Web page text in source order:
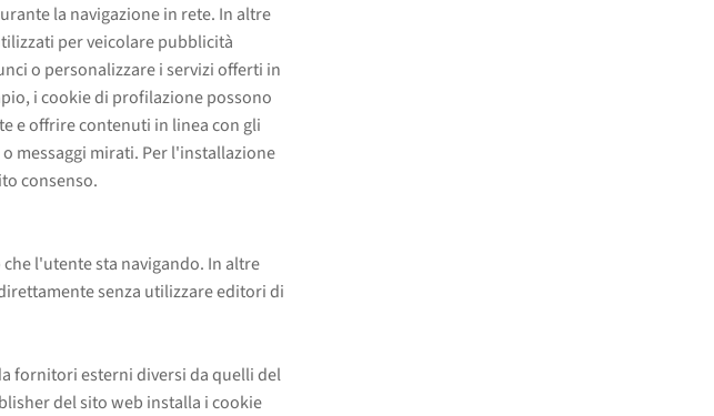
la navigazione in rete. In altre
per veicolare pubblicità
o personalizzare i servizi offerti in
i cookie di profilazione possono
e offrire contenuti in linea con gli
messaggi mirati. Per l'installazione
consenso.
l'utente sta navigando. In altre
senza utilizzare editori di
fornitori esterni diversi da quelli del
del sito web installa i cookie